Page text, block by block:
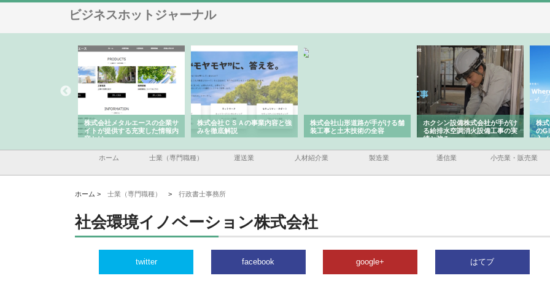
ビジネスホットジャーナル
株式会社ＣＳＡの事業内容と強
みを徹底解説
株式会社山形道路が手がける舗
装工事と土木技術の全容
ホクシン設備株式会社が手がけ
る給排水空調消火設備工事の実
績と強み
株式会社東京シー・エム・シー
のGISインフラ管理システム導
入メリット
由
ホーム 士業（専門職種） 運送業 人材紹介業 製造業 通信業 小売業・販売業
ホーム > 士業（専門職種） > 行政書士事務所
社会環境イノベーション株式会社
twitter facebook google+ はてブ